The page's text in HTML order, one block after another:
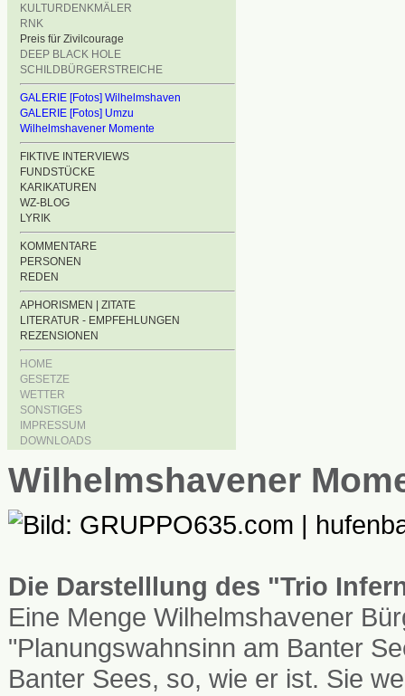
KULTURDENKMÄLER
RNK
Preis für Zivilcourage
DEEP BLACK HOLE
SCHILDBÜRGERSTREICHE
GALERIE [Fotos] Wilhelmshaven
GALERIE [Fotos] Umzu
Wilhelmshavener Momente
FIKTIVE INTERVIEWS
FUNDSTÜCKE
KARIKATUREN
WZ-BLOG
LYRIK
KOMMENTARE
PERSONEN
REDEN
APHORISMEN | ZITATE
LITERATUR - EMPFEHLUNGEN
REZENSIONEN
HOME
GESETZE
WETTER
SONSTIGES
IMPRESSUM
DOWNLOADS
Wilhelmshavener
Die Darstelllung des "Trio
Eine Menge Wilhelmshavener
"Planungswahnsinn am Banter
Banter Sees, so, wie er ist. Sie